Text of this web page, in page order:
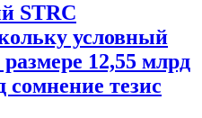
STRC
условный
12,55 млрд
сомнение тезис